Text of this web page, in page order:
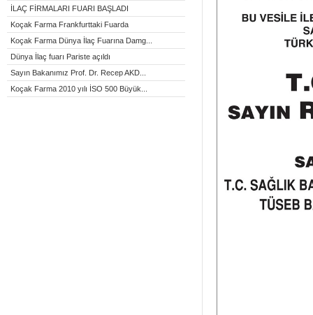
İLAÇ FİRMALARI FUARI BAŞLADI
Koçak Farma Frankfurttaki Fuarda
Koçak Farma Dünya İlaç Fuarına Damg...
Dünya İlaç fuarı Pariste açıldı
Sayın Bakanımız Prof. Dr. Recep AKD...
Koçak Farma 2010 yılı İSO 500 Büyük...